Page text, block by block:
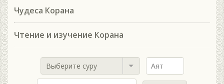
Чудеса Корана
Чтение и изучение Корана
Выберите суру